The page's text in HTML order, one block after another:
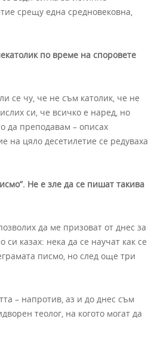
срещу една средновековна,
по време на споровете
се чу, че не съм католик, че не
си, че всичко е наред, но
да преподавам – описах
на цяло десетилетие се редуваха
Не е зле да се пишат такива
да ме призоват от днес за
казах: нека да се научат как се
писмо, но след още три
– напротив, аз и до днес съм
теолог, на когото могат да